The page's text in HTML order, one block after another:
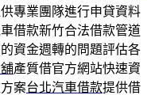
專業團隊進行申貸資料
借款新竹合法借款管道
資金週轉的問題評估各
產質借官方網站快速資
案台北汽車借款提供借